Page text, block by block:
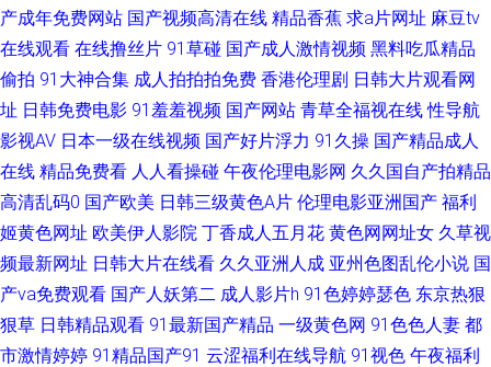
AV 女同自慰网站 三级东京热 51自拍视频在线 东方四虎影院 玖玖艹东京 三
在线h网 ts伪娘 国产精品呦伦视频 人人97 一级片人妖 A级床上视频 韩日欧
美操操操 女同网站 天堂网两性 91搭讪美女 超碰国产99 黄色链接在线看 欧
美日韩中文 亚洲色图欧美另类 白丝足交视频网站 韩国A片无码 欧美人妖操
人妖 婷婷尤物超碰 91好看免费视频 超碰在线观看99 激情导航 欧美一二 伊
人影院大香蕉 不卡三级片 黄色网入口站黄色 日本激情综合 亚洲性爱影院 99
产成年免费网站 国产视频高清在线 精品香蕉 求a片网址 麻豆tv
在线观看 在线撸丝片 91草碰 国产成人激情视频 黑料吃瓜精品
偷拍 91大神合集 成人拍拍拍免费 香港伦理剧 日韩大片观看网
址 日韩免费电影 91羞羞视频 国产网站 青草全福视在线 性导航
影视AV 日本一级在线视频 国产好片浮力 91久操 国产精品成人
在线 精品免费看 人人看操碰 午夜伦理电影网 久久国自产拍精品
高清乱码0 国产欧美 日韩三级黄色A片 伦理电影亚洲国产 福利
姬黄色网址 欧美伊人影院 丁香成人五月花 黄色网网址女 久草视
频最新网址 日韩大片在线看 久久亚洲人成 亚州色图乱伦小说 国
产va免费观看 国产人妖第二 成人影片h 91色婷婷瑟色 东京热狠
狠草 日韩精品观看 91最新国产精品 一级黄色网 91色色人妻 都
市激情婷婷 91精品国产91 云涩福利在线导航 91视色 午夜福利